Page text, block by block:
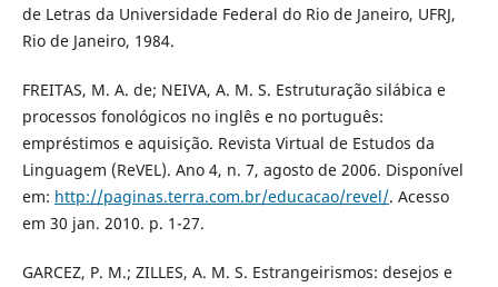
de Letras da Universidade Federal do Rio de Janeiro, UFRJ,
Rio de Janeiro, 1984.
FREITAS, M. A. de; NEIVA, A. M. S. Estruturação silábica e
processos fonológicos no inglês e no português:
empréstimos e aquisição. Revista Virtual de Estudos da
Linguagem (ReVEL). Ano 4, n. 7, agosto de 2006. Disponível
em: http://paginas.terra.com.br/educacao/revel/. Acesso
em 30 jan. 2010. p. 1-27.
GARCEZ, P. M.; ZILLES, A. M. S. Estrangeirismos: desejos e